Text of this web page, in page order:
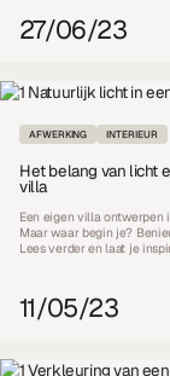
27/06/23
AFWERKING INTERIEUR
Het belang van licht
villa
Een eigen villa ontwerpen
Maar waar begin je?
Lees verder en laat je
11/05/23